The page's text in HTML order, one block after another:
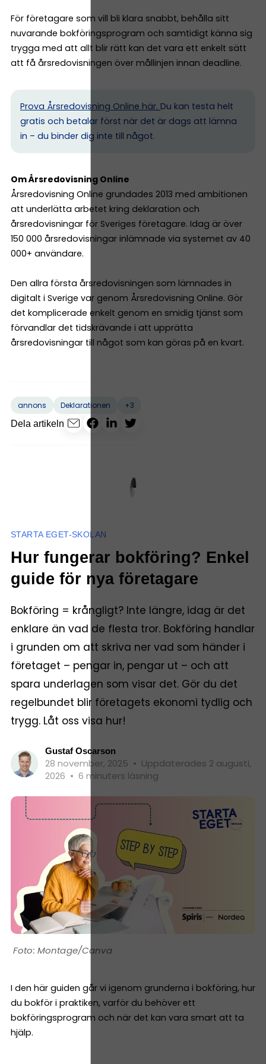
För företagare som vill bli klara snabbt, behålla sitt
nuvarande bokföringsprogram och samtidigt känna sig
trygga med att allt blir rätt kan det vara ett enkelt sätt
att få årsredovisningen över mållinjen innan deadline.
Prova Årsredovisning Online här. Du kan testa helt
gratis och betalar först när det är dags att lämna
in – du binder dig inte till något.
Om Årsredovisning Online
Årsredovisning Online grundades 2013 med ambitionen
att underlätta arbetet kring deklaration och
årsredovisningar för Sveriges företagare. Idag är över
150 000 årsredovisningar inlämnade via systemet av 40
000+ användare.
Den allra första årsredovisningen som lämnades in
digitalt i Sverige var genom Årsredovisning Online. Gör
det komplicerade enkelt genom en smidig tjänst som
förvandlar det tidskrävande i att upprätta
årsredovisningar till något som kan göras på en kvart.
annons Deklarationen
+3
Dela artikeln
STARTA EGET-SKOLAN
Hur fungerar bokföring? Enkel
guide för nya företagare
Bokföring = krångligt? Inte längre, idag är det
enklare än vad de flesta tror. Bokföring handlar
i grunden om att skriva ner vad som händer i
företaget – pengar in, pengar ut – och att
spara underlagen som visar det. Gör du det
regelbundet blir företagets ekonomi tydlig och
trygg. Låt oss visa hur!
Gustaf Oscarson
28 november, 2025 • Uppdaterades 2 augusti,
2026 • 6 minuters läsning
Montage/Canva
I den här guiden går vi igenom grunderna i bokföring, hur
du bokför i praktiken, varför du behöver ett
bokföringsprogram och när det kan vara smart att ta
hjälp.